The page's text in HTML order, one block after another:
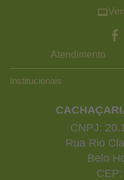
Atendimento
Institucionais
CNPJ:
Rua Rio
Belo